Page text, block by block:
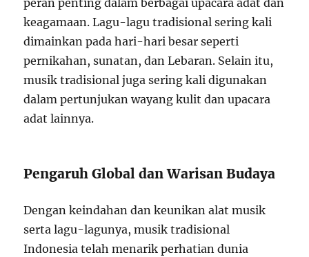
peran penting dalam berbagai upacara adat dan
keagamaan. Lagu-lagu tradisional sering kali
dimainkan pada hari-hari besar seperti
pernikahan, sunatan, dan Lebaran. Selain itu,
musik tradisional juga sering kali digunakan
dalam pertunjukan wayang kulit dan upacara
adat lainnya.
Pengaruh Global dan Warisan Budaya
Dengan keindahan dan keunikan alat musik
serta lagu-lagunya, musik tradisional
Indonesia telah menarik perhatian dunia